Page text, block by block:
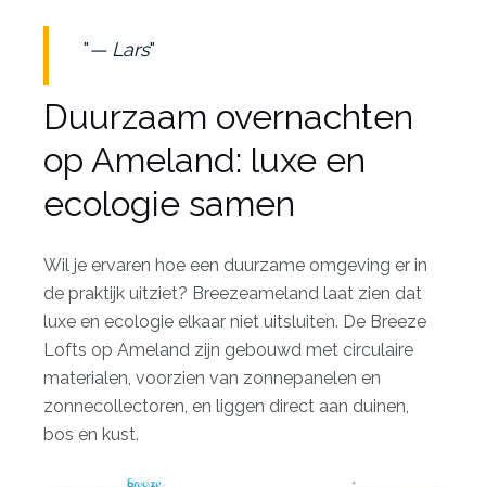
— Lars
Duurzaam overnachten
op Ameland: luxe en
ecologie samen
Wil je ervaren hoe een duurzame omgeving er in
de praktijk uitziet? Breezeameland laat zien dat
luxe en ecologie elkaar niet uitsluiten. De Breeze
Lofts op Ameland zijn gebouwd met circulaire
materialen, voorzien van zonnepanelen en
zonnecollectoren, en liggen direct aan duinen,
bos en kust.